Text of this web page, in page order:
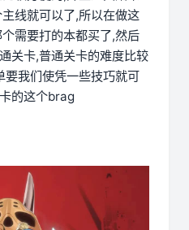
线就可以了,所以在做这
需要打的本都买了,然后
关卡,普通关卡的难度比较
要我们使凭一些技巧就可
的这个brag